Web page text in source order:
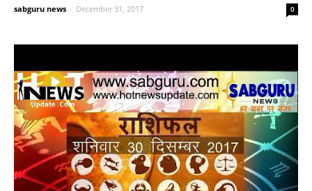
sabguru news - December 31, 2017 0